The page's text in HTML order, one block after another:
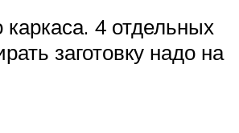
4 отдельных
заготовку надо на